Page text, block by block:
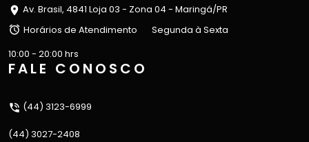
Av. Brasil, 4841 Loja 03 - Zona 04 - Maringá/PR
Horários de Atendimento
Segunda à Sexta
10:00 - 20:00 hrs
FALE CONOSCO
(44) 3123-6999
(44) 3027-2408